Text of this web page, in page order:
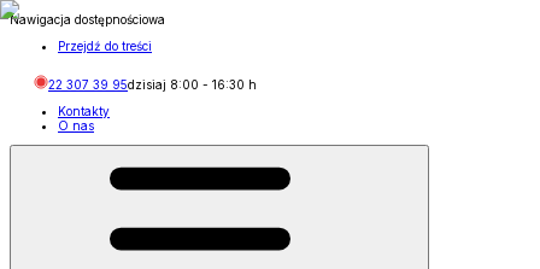
Nawigacja dostępnościowa
Przejdź do treści
22 307 39 95dzisiaj 8:00 - 16:30 h
Kontakty
O nas